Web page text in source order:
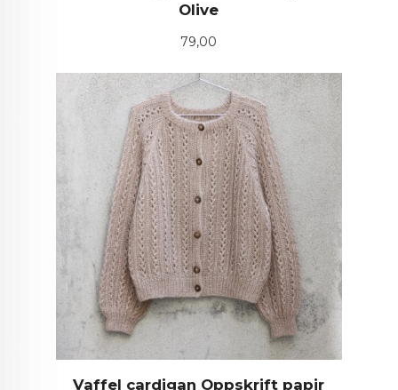
Olive
Pris
79,00
Vaffel cardigan Oppskrift papir